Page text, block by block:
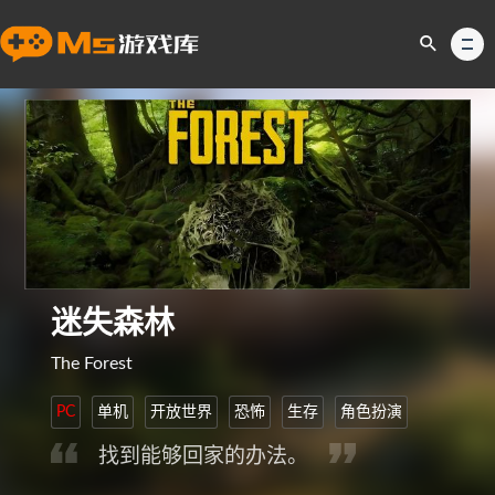
迷失森林
The Forest
PC 单机 开放世界 恐怖 生存 角色扮演
找到能够回家的办法。